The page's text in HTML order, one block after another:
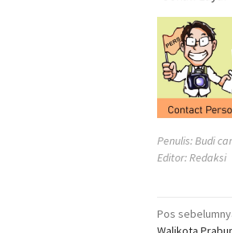
Penulis: Budi
Editor: Redaksi
Pos